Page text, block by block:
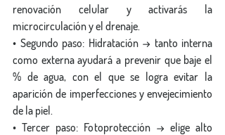
renovación celular y activarás la
microcirculación y el drenaje.
• Segundo paso: Hidratación → tanto interna
como externa ayudará a prevenir que baje el
% de agua, con el que se logra evitar la
aparición de imperfecciones y envejecimiento
de la piel.
• Tercer paso: Fotoprotección → elige alto